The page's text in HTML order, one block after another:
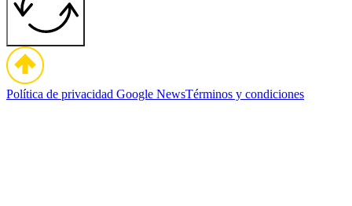
Política de privacidad Google NewsTérminos y condiciones